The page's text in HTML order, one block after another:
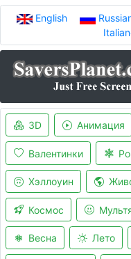
English
3D Анимация
Валентинки
Хэллоуин
Космос
Весна Лето